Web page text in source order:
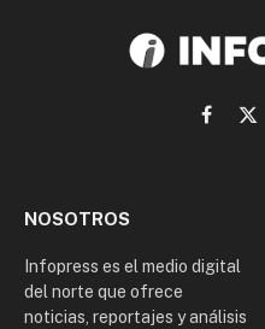
X
NOSOTROS
Infopress es el medio digital
del norte que ofrece
noticias, reportajes y análisis